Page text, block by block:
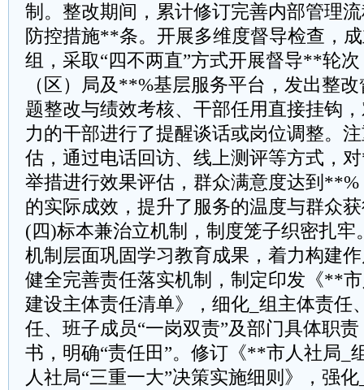
制。整改期间，累计修订完善内部管理
防控措施**条。开展多维度督导检查，
组，采取“四不两直”方式开展督导**轮
（区）局及**%基层服务平台，发出整
题整改与绩效考核、干部任用直接挂钩
力的干部进行了提醒谈话或岗位调整。
估，通过电话回访、线上测评等方式，
举措进行效果评估，群众满意度达到
的实际成效，提升了服务的温度与群众
(四)标本兼治立机制，制度笼子织密扎牢
机制层面巩固学习教育成果，着力构建
健全完善责任落实机制，制定印发《**
建设主体责任清单》，细化_组主体责任
任、班子成员“一岗双责”及部门具体职
书，明确“责任田”。修订《**市人社局_
人社局“三重一大”决策实施细则》，强